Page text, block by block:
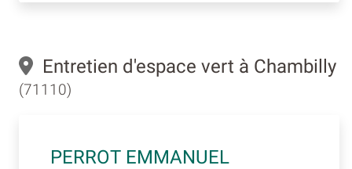
Entretien d'espace vert à Chambilly
(71110)
PERROT EMMANUEL